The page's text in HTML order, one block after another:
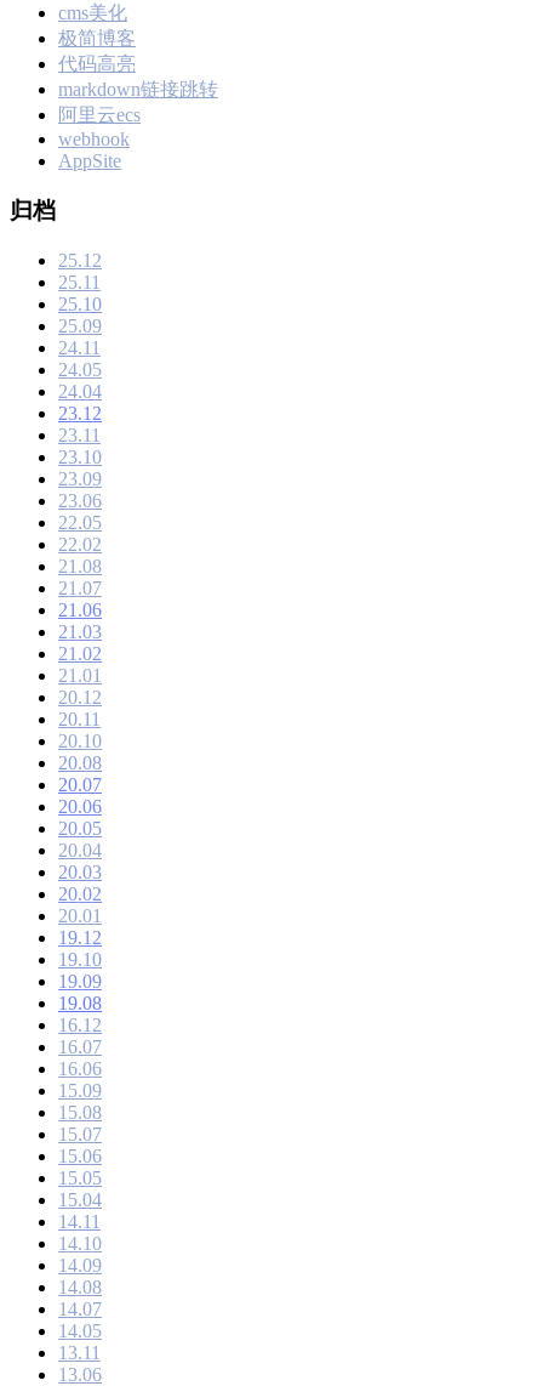
cms美化
极简博客
代码高亮
markdown链接跳转
阿里云ecs
webhook
AppSite
归档
25.12
25.11
25.10
25.09
24.11
24.05
24.04
23.12
23.11
23.10
23.09
23.06
22.05
22.02
21.08
21.07
21.06
21.03
21.02
21.01
20.12
20.11
20.10
20.08
20.07
20.06
20.05
20.04
20.03
20.02
20.01
19.12
19.10
19.09
19.08
16.12
16.07
16.06
15.09
15.08
15.07
15.06
15.05
15.04
14.11
14.10
14.09
14.08
14.07
14.05
13.11
13.06